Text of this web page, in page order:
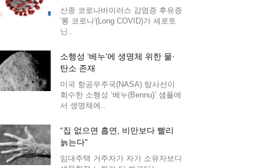
신종 코로나바이러스 감염증 후유증
'롱 코로나'(Long COVID)가 세로토
닌..
소행성 ‘베누’에 생명체 위한 물·
탄소 존재
미국 항공우주국(NASA) 탐사선이
회수한 소행성 ‘베누(Bennu)’ 샘플에
서 생명체에..
“집 없으면 흡연, 비만보다 빨리
늙는다”
임대주택 거주자가 자가 소유자보다